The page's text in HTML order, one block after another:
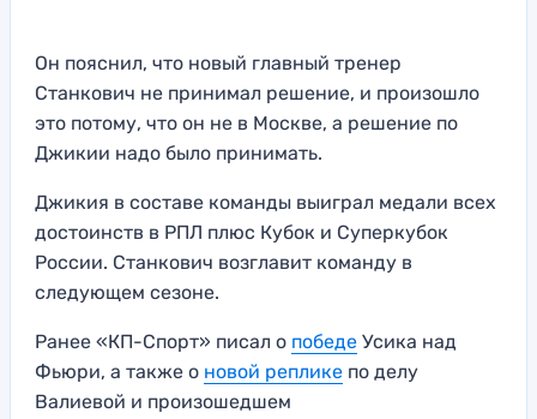
Он пояснил, что новый главный тренер
Станкович не принимал решение, и произошло
это потому, что он не в Москве, а решение по
Джикии надо было принимать.
Джикия в составе команды выиграл медали всех
достоинств в РПЛ плюс Кубок и Суперкубок
России. Станкович возглавит команду в
следующем сезоне.
Ранее «КП-Спорт» писал о победе Усика над
Фьюри, а также о новой реплике по делу
Валиевой и произошедшем